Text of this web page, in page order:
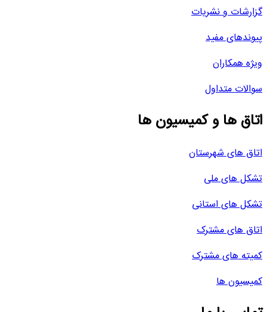
گزارشات و نشریات
پیوندهای مفید
ویژه همکاران
سوالات متداول
اتاق ها و کمیسیون ها
اتاق های شهرستان
تشکل های ملی
تشکل های استانی
اتاق های مشترک
کمیته های مشترک
کمیسیون ها